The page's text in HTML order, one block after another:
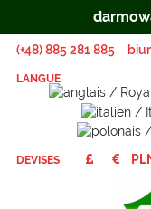
(+48) 885 281 885
LANGUE
DEVISES